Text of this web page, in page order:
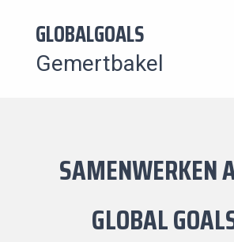
GLOBALGOALS
Gemertbakel
SAMENWERKEN
GLOBAL